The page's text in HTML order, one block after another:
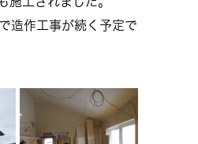
造作工事が続く予定で